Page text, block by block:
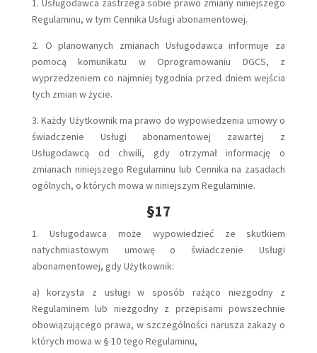
1. Usługodawca zastrzega sobie prawo zmiany niniejszego
Regulaminu, w tym Cennika Usługi abonamentowej.
2. O planowanych zmianach Usługodawca informuje za
pomocą komunikatu w Oprogramowaniu DGCS, z
wyprzedzeniem co najmniej tygodnia przed dniem wejścia
tych zmian w życie.
3. Każdy Użytkownik ma prawo do wypowiedzenia umowy o
świadczenie Usługi abonamentowej zawartej z
Usługodawcą od chwili, gdy otrzymał informację o
zmianach niniejszego Regulaminu lub Cennika na zasadach
ogólnych, o których mowa w niniejszym Regulaminie.
§17
1. Usługodawca może wypowiedzieć ze skutkiem
natychmiastowym umowę o świadczenie Usługi
abonamentowej, gdy Użytkownik:
a) korzysta z usługi w sposób rażąco niezgodny z
Regulaminem lub niezgodny z przepisami powszechnie
obowiązującego prawa, w szczególności narusza zakazy o
których mowa w § 10 tego Regulaminu,